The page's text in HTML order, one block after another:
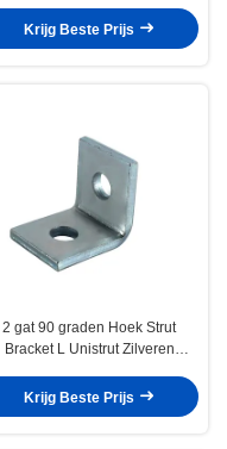
Krijg Beste Prijs
2 gat 90 graden Hoek Strut
Bracket L Unistrut Zilveren
Krijg Beste Prijs